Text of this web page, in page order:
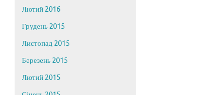
Лютий 2016
Грудень 2015
Листопад 2015
Березень 2015
Лютий 2015